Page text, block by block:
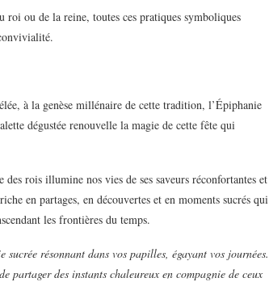
ou de la reine, toutes ces pratiques symboliques
à la genèse millénaire de cette tradition, l’Épiphanie
dégustée renouvelle la magie de cette fête qui
rois illumine nos vies de ses saveurs réconfortantes et
en partages, en découvertes et en moments sucrés qui
les frontières du temps.
résonnant dans vos papilles, égayant vos journées.
partager des instants chaleureux en compagnie de ceux